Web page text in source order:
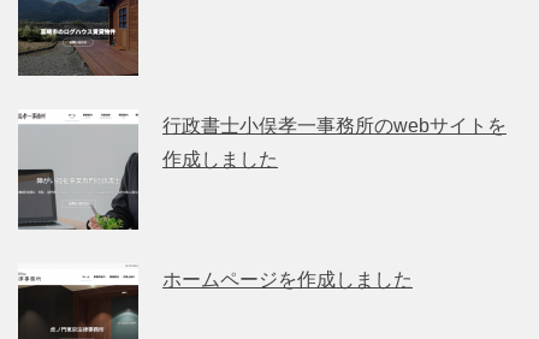
行政書士小俣孝一事務所のwebサイトを
作成しました
ホームページを作成しました